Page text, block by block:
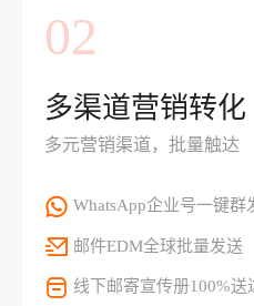
02
多渠道营销转化
多元营销渠道，批量触达
WhatsApp企业号一键群
邮件EDM全球批量发送
线下邮寄宣传册100%送